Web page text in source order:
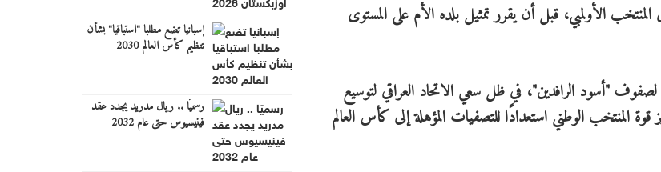
الأولمبي، قبل أن يقرر تمثيل بلده الأم على المستوى
"أسود الرافدين"، في ظل سعي الاتحاد العراقي لتوسيع
قوة المنتخب الوطني استعدادًا للتصفيات المؤهلة إلى كأس العالم
إسبانيا تضع مطلبا "استباقيا" بشأن
تنظيم كأس العالم 2030
رسميًا .. ريال مدريد يجدد عقد
فينيسيوس حتى عام 2032